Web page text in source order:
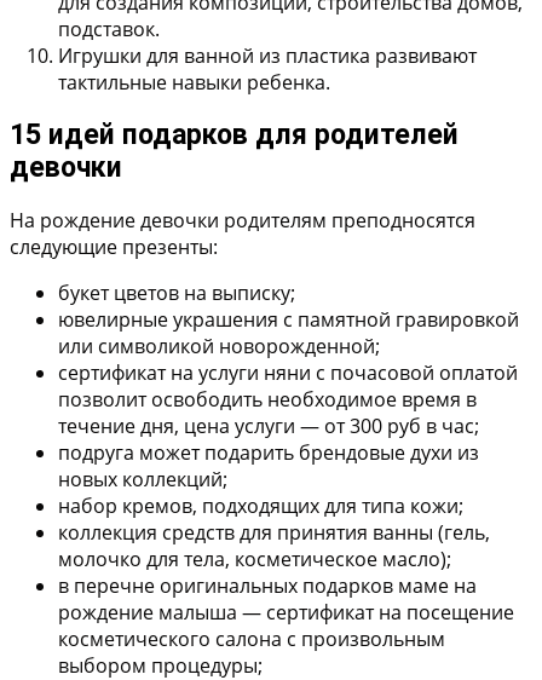
подставок.
Игрушки для ванной из пластика развивают
тактильные навыки ребенка.
15 идей подарков для родителей
девочки
На рождение девочки родителям преподносятся
следующие презенты:
букет цветов на выписку;
ювелирные украшения с памятной гравировкой
или символикой новорожденной;
сертификат на услуги няни с почасовой оплатой
позволит освободить необходимое время в
течение дня, цена услуги — от 300 руб в час;
подруга может подарить брендовые духи из
новых коллекций;
набор кремов, подходящих для типа кожи;
коллекция средств для принятия ванны (гель,
молочко для тела, косметическое масло);
в перечне оригинальных подарков маме на
рождение малыша — сертификат на посещение
косметического салона с произвольным
выбором процедуры;